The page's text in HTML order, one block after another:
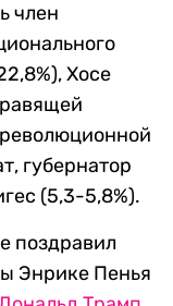
член
Хосе
губернатор
(5,3-5,8%).
поздравил
Энрике Пенья